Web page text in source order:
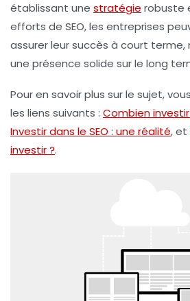
établissant une stratégie robuste
efforts de SEO, les entreprises
assurer leur succès à court terme,
une présence solide sur le long
Pour en savoir plus sur le sujet,
les liens suivants : Combien investir
Investir dans le SEO : une réalité, et
investir ?.